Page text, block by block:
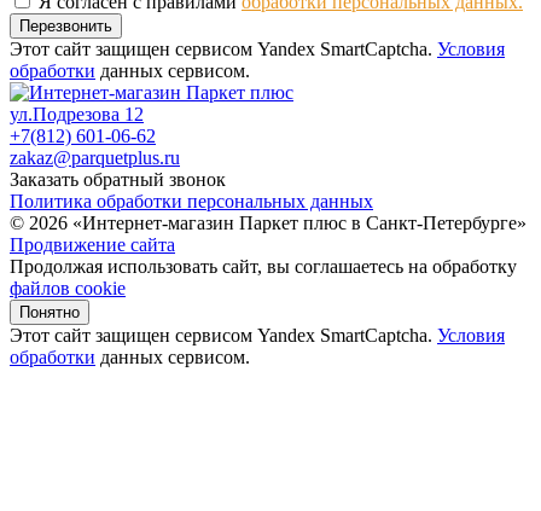
Перезвонить
Этот сайт защищен сервисом Yandex SmartCaptcha. Условия
обработки данных сервисом.
ул.Подрезова 12
+7(812) 601-06-62
zakaz@parquetplus.ru
Заказать обратный звонок
Политика обработки персональных данных
© 2026 «Интернет-магазин Паркет плюс в Санкт-Петербурге»
Продвижение сайта
Продолжая использовать сайт, вы соглашаетесь на обработку
файлов cookie
Понятно
Этот сайт защищен сервисом Yandex SmartCaptcha. Условия
обработки данных сервисом.